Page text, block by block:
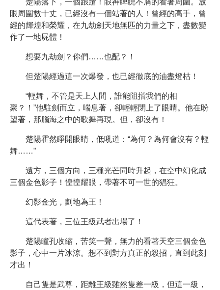
楚陽落下，一個踉蹌！眼神睥睨不屑的看著周圍。放
眼周圍數十丈，已經沒有一個站著的人！曾經的高手，曾
經的輝煌和榮耀，在九劫劍天地無匹的力量之下，盡數變
作了一地屍體！
想要九劫劍？你們……也配？！
但楚陽經過這一次爆發，也已經徹底的油盡燈枯！
“輕舞，不管是天上人間，誰能阻擋我們的相
聚？！”他駐劍而立，喘息著，卻輕輕閉上了眼睛。他在盼
望著，那腦海之中的歌舞再現。但，卻沒有！
楚陽霍然睜開眼睛，低吼道：“為何？為何會沒有？輕
舞……”
遠方，三個方向，三種光芒同時升起，在空中幻化成
三個金色影子！惶惶耀眼，帶著不可一世的猖狂。
幻影金光，劃地為王！
這代表著，三位王級武者出場了！
楚陽瞳孔收縮，苦笑一聲，無力的看著天空三個金色
影子，心中一片冰涼。想不到對方真正的殺招，直到此刻
才出！
自己隻是武尊，距離王級雖然隻差一級，但這一級，